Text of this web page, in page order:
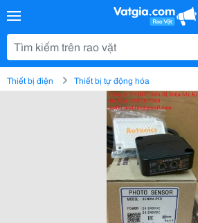
Thiết bị điện Thiết bị tự động hóa